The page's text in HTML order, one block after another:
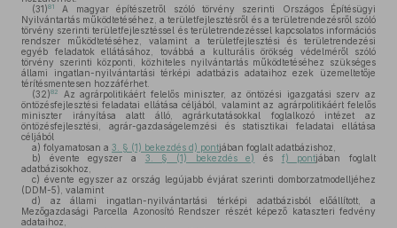
(31)81
A magyar építészetről szóló törvény szerinti Országos Építésügyi
Nyilvántartás működtetéséhez, a területfejlesztésről és a területrendezésről szóló
törvény szerinti területfejlesztéssel és területrendezéssel kapcsolatos információs
rendszer működtetéséhez, valamint a területfejlesztési és területrendezési
egyéb feladatok ellátásához, továbbá a kulturális örökség védelméről szóló
törvény szerinti központi, közhiteles nyilvántartás működtetéséhez szükséges
állami ingatlan-nyilvántartási térképi adatbázis adataihoz ezek üzemeltetője
térítésmentesen hozzáférhet.
(32)82
Az agrárpolitikáért felelős miniszter, az öntözési igazgatási szerv az
öntözésfejlesztési feladatai ellátása céljából, valamint az agrárpolitikáért felelős
miniszter irányítása alatt álló, agrárkutatásokkal foglalkozó intézet az
öntözésfejlesztési, agrár-gazdaságelemzési és statisztikai feladatai ellátása
céljából
a) folyamatosan a 3. § (1) bekezdés d) pontjában foglalt adatbázishoz,
b) évente egyszer a 3. § (1) bekezdés e) és f) pontjában foglalt
adatbázisokhoz,
c) évente egyszer az ország legújabb évjárat szerinti domborzatmodelljéhez
(DDM-5), valamint
d) az állami ingatlan-nyilvántartási térképi adatbázisból előállított, a
Mezőgazdasági Parcella Azonosító Rendszer részét képező kataszteri fedvény
adataihoz,